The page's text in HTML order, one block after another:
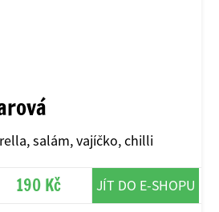
salám, vajíčko, chilli
190 Kč JÍT DO E-SHOPU